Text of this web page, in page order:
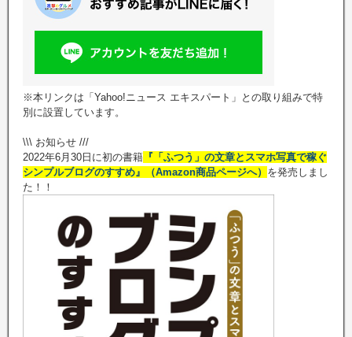
※本リンクは「Yahoo!ニュース エキスパート」との取り組みで特
別に設置しています。
\\\ お知らせ ///
2022年6月30日に初の書籍 『「ふつう」の文章とスマホ写真で稼ぐ
シンプルブログのすすめ』（Amazon商品ページへ） を発売しまし
た！！